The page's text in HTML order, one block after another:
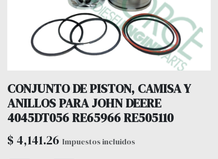
CONJUNTO DE PISTON, CAMISA Y
ANILLOS PARA JOHN DEERE
4045DT056 RE65966 RE505110
$ 4,141.26 Impuestos incluidos